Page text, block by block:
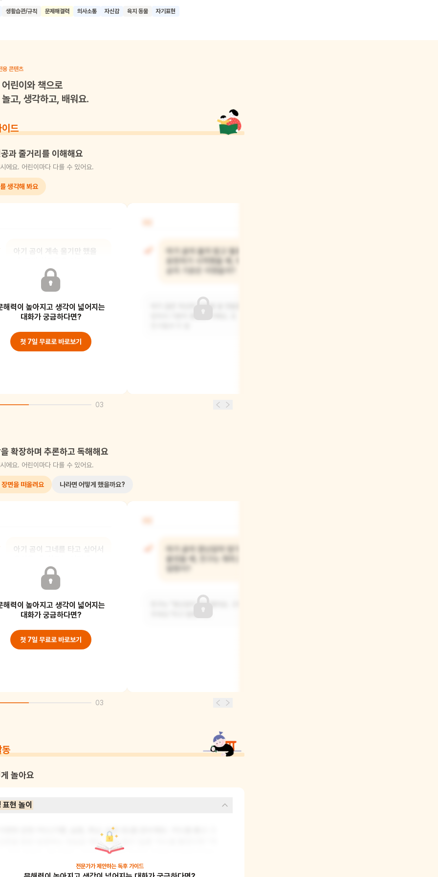
대신 말로 표현하는 것이 더 효과적이라는 것을 깨닫게 돼요. 이 책은
생활습관/규칙 문제해결력 의사소통 자신감 육지 동물 자기표현
용 콘텐츠
어린이와 책으로
고, 생각하고, 배워요.
드
과 줄거리를 이해해요
에요. 어린이마다 다를 수 있어요.
생각해 봐요
아기 곰이 계속 울기만 했을
생각을 했을까?
구들은 아기 곰이 무엇을 원하는지 잘
몰라서 답답했을 거예요. 또 아기 곰과
해력이 높아지고 생각이 넓어지는
대화가 궁금하다면?
첫 7일 무료로 바로보기
아기 곰이 울지 않고 말로
03
확장하며 추론하고 독해해요
에요. 어린이마다 다를 수 있어요.
면을 떠올려요 나라면 어떻게 했을까요?
아기 곰이 그네를 타고 싶어서
구는 울지 않고 "그네 좀 태워
주세요."라고 말했어요.
해력이 높아지고 생각이 넓어지는
대화가 궁금하다면?
첫 7일 무료로 바로보기
아기 곰이 장난감이 망가져서
울었을 때, 친구는 뭐라고
03
놀아요
표현 놀이
다양한 감정 카드(기쁨, 슬픔, 화남, 놀람 등)를 준비해요. 카드를 뽑고 그
감정을 말로 표현하는 연습을 해요. 예를 들어 '슬픔' 카드를 뽑았다면 "저
는 지금 슬퍼요. 왜냐하면..."이라고 말하며 자신의 감정을 표현해 보세요.
이 놀이를 통해 아이는 자신의 감정을 인식하고 말로 표현하는 능력을 기
전문가가 제안하는 독후 가이드